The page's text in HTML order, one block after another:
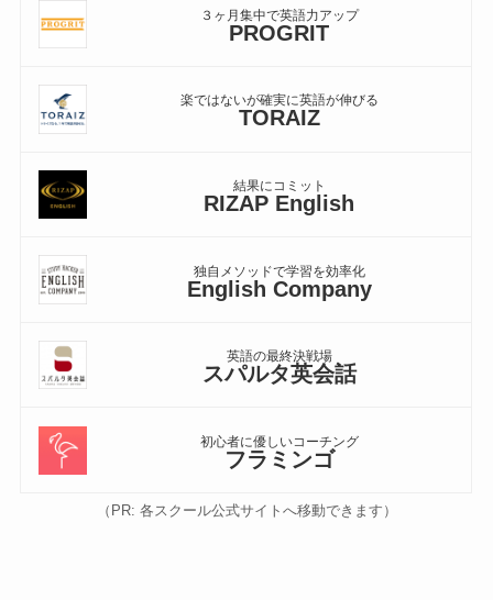
３ヶ月集中で英語力アップ
PROGRIT
楽ではないが確実に英語が伸びる
TORAIZ
結果にコミット
RIZAP English
独自メソッドで学習を効率化
English Company
英語の最終決戦場
スパルタ英会話
初心者に優しいコーチング
フラミンゴ
（PR: 各スクール公式サイトへ移動できます）